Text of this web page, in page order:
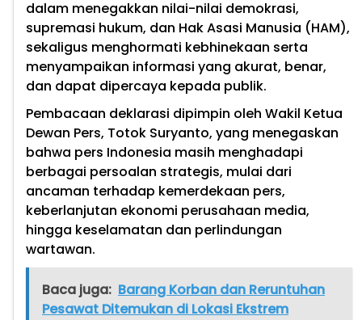
dalam menegakkan nilai-nilai demokrasi,
supremasi hukum, dan Hak Asasi Manusia (HAM),
sekaligus menghormati kebhinekaan serta
menyampaikan informasi yang akurat, benar,
dan dapat dipercaya kepada publik.
Pembacaan deklarasi dipimpin oleh Wakil Ketua
Dewan Pers, Totok Suryanto, yang menegaskan
bahwa pers Indonesia masih menghadapi
berbagai persoalan strategis, mulai dari
ancaman terhadap kemerdekaan pers,
keberlanjutan ekonomi perusahaan media,
hingga keselamatan dan perlindungan
wartawan.
Baca juga: Barang Korban dan Reruntuhan
Pesawat Ditemukan di Lokasi Ekstrem